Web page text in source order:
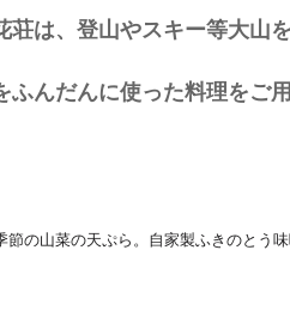
荘は、登山やスキー等大山
ふんだんに使った料理をご
節の山菜の天ぷら。自家製ふきのとう